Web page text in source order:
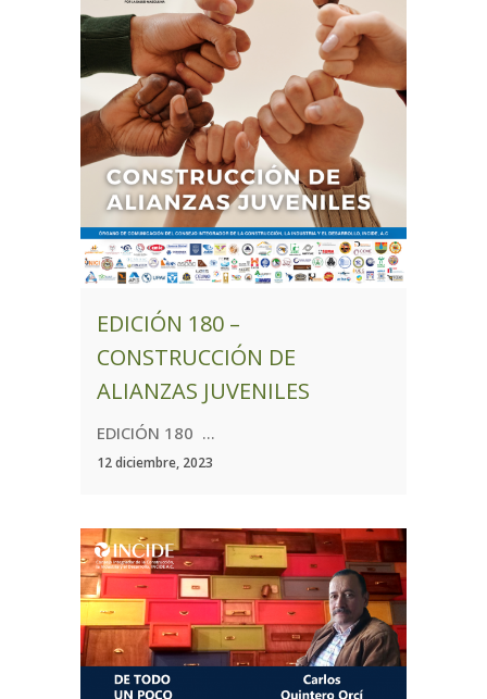
EDICIÓN 180 –
CONSTRUCCIÓN DE
ALIANZAS JUVENILES
EDICIÓN 180 ...
12 diciembre, 2023